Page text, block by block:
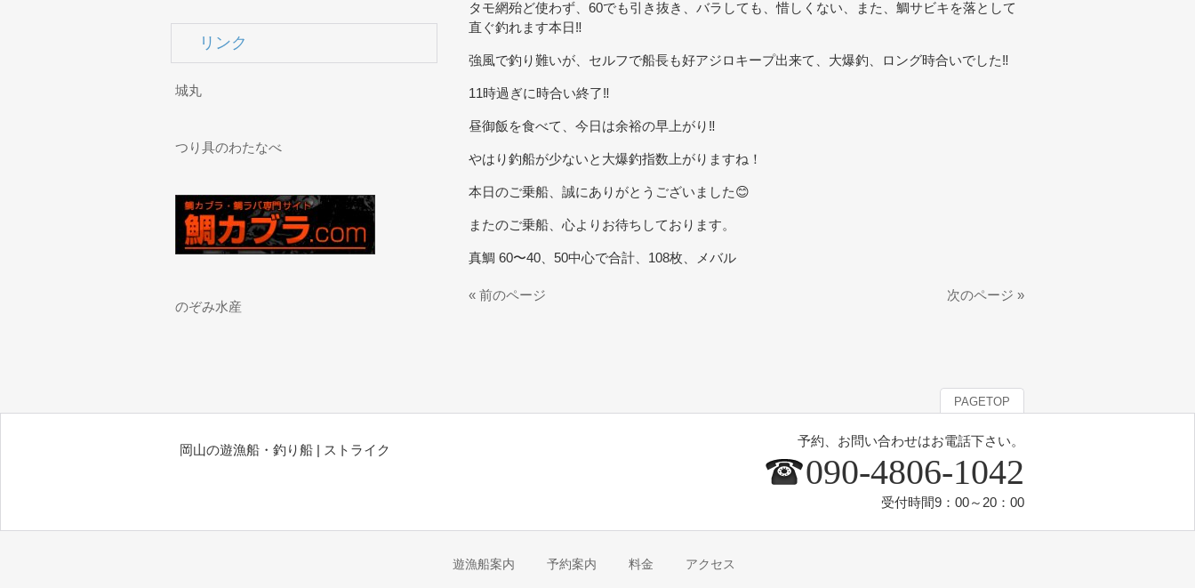
タモ網殆ど使わず、60でも引き抜き、バラしても、惜しくない、また、鯛サビキを落として
直ぐ釣れます本日 ‼
強風で釣り難いが、セルフで船長も好アジロキープ出来て、大爆釣、ロング時合いでした‼
11時過ぎに時合い終了‼
昼御飯を食べて、今日は余裕の早上がり‼
やはり釣船が少ないと大爆釣指数上がりますね！
本日のご乗船、誠にありがとうございました😊
またのご乗船、心よりお待ちしております。
真鯛 60〜40、50中心で合計、108枚、メバル
« 前のページ 次のページ »
リンク
城丸
つり具のわたなべ
のぞみ水産
PAGETOP
岡山の遊漁船・釣り船 | ストライク
予約、お問い合わせはお電話下さい。
090-4806-1042
受付時間9：00～20：00
遊漁船案内 予約案内 料金 アクセス